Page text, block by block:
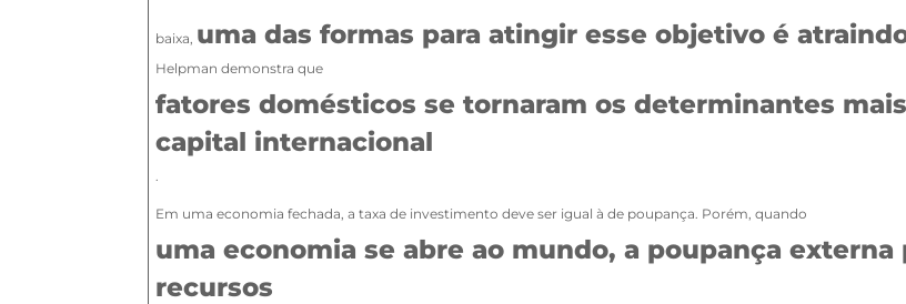
baixa, uma das formas para atingir esse objetivo é
Helpman demonstra que
fatores domésticos se tornaram os determinantes
capital internacional
Em uma economia fechada, a taxa de investimento deve ser igual à de poupança. Porém, quando
uma economia se abre ao mundo, a poupança
recursos